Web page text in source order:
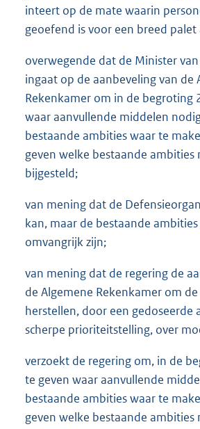
inteert op de mate waarin
geoefend is voor een breed
overwegende dat de Minister
ingaat op de aanbeveling van de
Rekenkamer om in de begroting
waar aanvullende middelen
bestaande ambities waar te
geven welke bestaande
bijgesteld;
van mening dat de
kan, maar de bestaande
omvangrijk zijn;
van mening dat de regering de
de Algemene Rekenkamer om
herstellen, door een gedoseerde
scherpe prioriteitstelling, over
verzoekt de regering om, in de
te geven waar aanvullende
bestaande ambities waar te
geven welke bestaande